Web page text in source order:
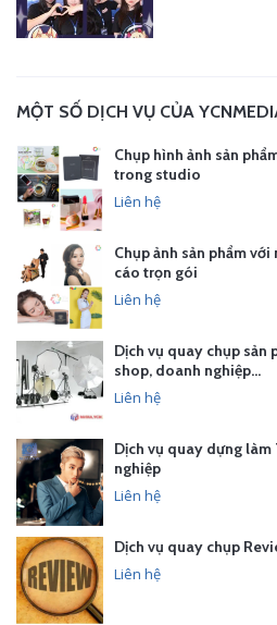
MỘT SỐ DỊCH VỤ CỦA
Chụp hình ảnh sản
trong studio
Liên hệ
Chụp ảnh sản phẩm
cáo trọn gói
Liên hệ
Dịch vụ quay chụp sản
shop, doanh nghiệp…
Liên hệ
Dịch vụ quay dựng
nghiệp
Liên hệ
Dịch vụ quay chụp
Liên hệ